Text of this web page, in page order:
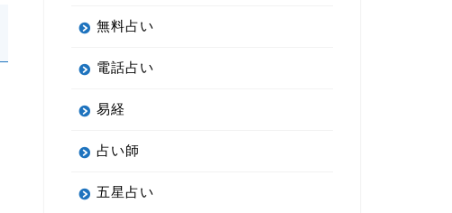
無料占い
電話占い
易経
占い師
五星占い